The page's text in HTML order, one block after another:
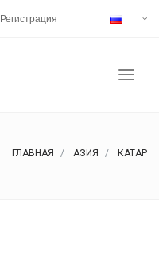
Регистрация
ГЛАВНАЯ АЗИЯ КАТАР